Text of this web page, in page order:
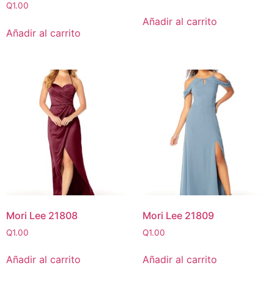
Q1.00
Añadir al carrito
Añadir al carrito
Mori Lee 21808
Q1.00
Añadir al carrito
Mori Lee 21809
Q1.00
Añadir al carrito